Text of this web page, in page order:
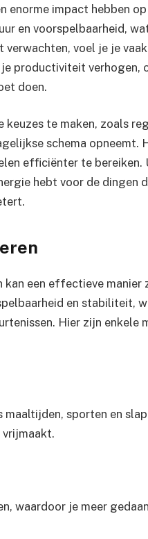
enorme impact hebben
en voorspelbaarheid,
voel je je
productiviteit verhogen,
doen.
keuzes te maken, zoals
schema opneemt.
efficiënter te
hebt voor de dingen
een effectieve manier
en stabiliteit,
Hier zijn enkele
sporten en
vrijmaakt.
waardoor je meer